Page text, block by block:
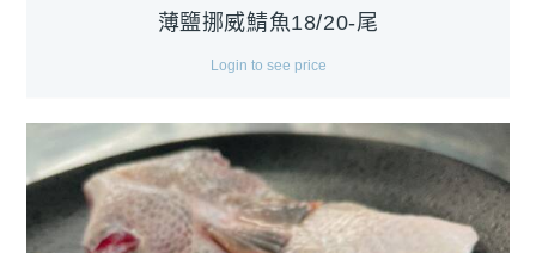
薄鹽挪威鯖魚18/20-尾
Login to see price